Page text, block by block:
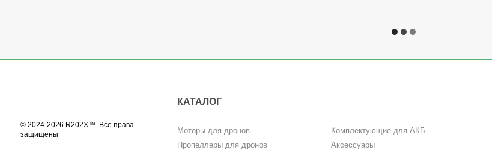
© 2024-2026 R202X™. Все права
защищены
КАТАЛОГ
Моторы для дронов
Пропеллеры для дронов
Комплектующие для АКБ
Аксессуары